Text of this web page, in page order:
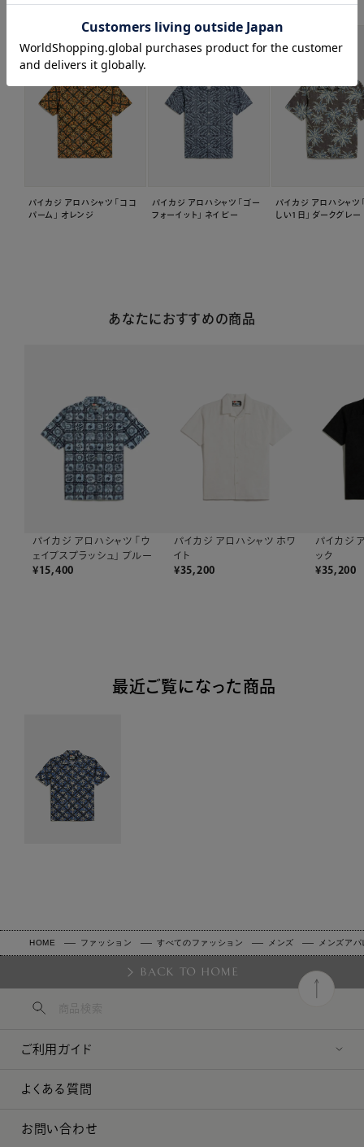
関連商品はこちら
パイカジ アロハシャツ 「ココ
パーム」 オレンジ
パイカジ アロハシャツ 「ゴー
フォーイット」 ネイビー
パイカジ アロハシャツ
しい1日」 ダークグレー
あなたにおすすめの商品
パイカジ アロハシャツ 「ウ
ェイブスプラッシュ」 ブルー
¥15,400
パイカジ アロハシャツ ホワ
イト
¥35,200
パイカジ
ック
¥35,200
最近ご覧になった商品
HOME ファッション すべてのファッション メンズ メンズア
BACK TO HOME
ご利用ガイド
よくある質問
お問い合わせ